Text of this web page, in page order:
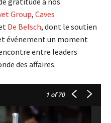
Group, Caves
De Belsch, dont le soutien
événement un moment
entre leaders
des affaires.
1 of 70